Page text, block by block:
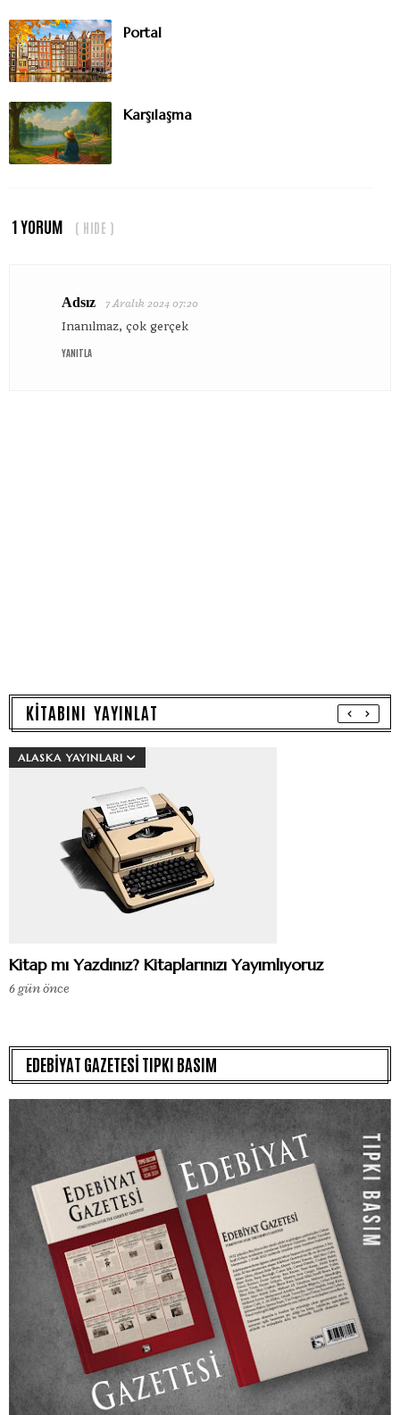
Portal
Karşılaşma
1 YORUM ( HIDE )
Adsız 7 Aralık 2024 07:20
Inanılmaz, çok gerçek
YANITLA
KİTABINI YAYINLAT
ALASKA YAYINLARI
Kitap mı Yazdınız? Kitaplarınızı Yayımlıyoruz
6 gün önce
EDEBİYAT GAZETESİ TIPKI BASIM